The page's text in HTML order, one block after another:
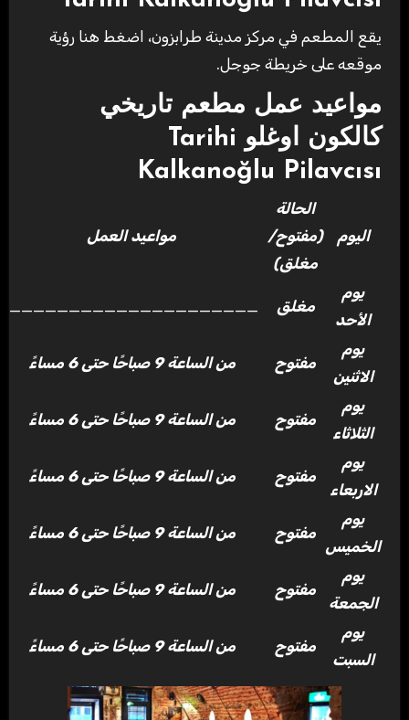
يقع المطعم في مركز مدينة طرابزون، اضغط هنا رؤية
موقعه على خريطة جوجل.
مواعيد عمل مطعم تاريخي
كالكون اوغلو Tarihi
Kalkanoğlu Pilavcısı
اليوم
الحالة
(مفتوح/
مغلق)
مواعيد العمل
يوم
الأحد
مغلق
يوم
الاثنين
مفتوح من الساعة 9 صباحًا حتى 6 مساءً
يوم
الثلاثاء
مفتوح من الساعة 9 صباحًا حتى 6 مساءً
يوم
الاربعاء
مفتوح من الساعة 9 صباحًا حتى 6 مساءً
يوم
الخميس
مفتوح من الساعة 9 صباحًا حتى 6 مساءً
يوم
الجمعة
مفتوح من الساعة 9 صباحًا حتى 6 مساءً
يوم
السبت
مفتوح من الساعة 9 صباحًا حتى 6 مساءً